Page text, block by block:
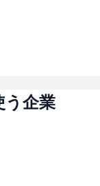
う企業